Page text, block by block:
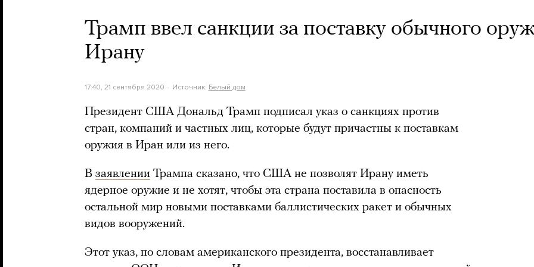
Трамп ввел санкции за поставку обычного
Ирану
17:40, 21 сентября 2020 Источник: Белый дом
Президент США Дональд Трамп подписал указ о санкциях против
стран, компаний и частных лиц, которые будут причастны к поставкам
оружия в Иран или из него.
В заявлении Трампа сказано, что США не позволят Ирану иметь
ядерное оружие и не хотят, чтобы эта страна поставила в опасность
остальной мир новыми поставками баллистических ракет и обычных
видов вооружений.
Этот указ, по словам американского президента, восстанавливает